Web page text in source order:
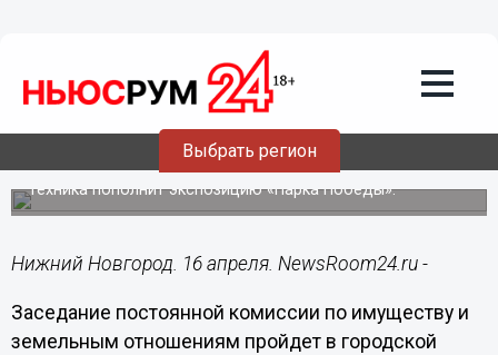
Выбрать регион
16.04.201914:06
Областное УМВД передает Нижнему
Новгороду БМП
Техника пополнит экспозицию «Парка Победы».
Нижний Новгород. 16 апреля. NewsRoom24.ru -
Заседание постоянной комиссии по имуществу и
земельным отношениям пройдет в городской